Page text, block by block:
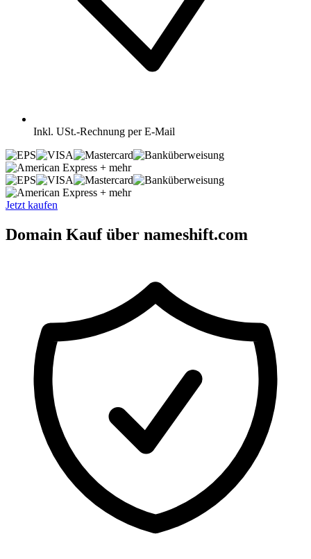
Inkl. USt.-Rechnung per E-Mail
+ mehr
+ mehr
Jetzt kaufen
Domain Kauf über nameshift.com